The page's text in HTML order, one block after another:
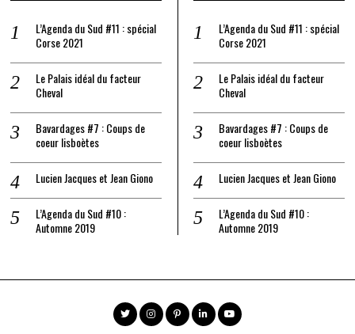
L’Agenda du Sud #11 : spécial
Corse 2021
Le Palais idéal du facteur
Cheval
Bavardages #7 : Coups de
coeur lisboètes
Lucien Jacques et Jean Giono
L’Agenda du Sud #10 :
Automne 2019
L’Agenda du Sud #11 : spécial
Corse 2021
Le Palais idéal du facteur
Cheval
Bavardages #7 : Coups de
coeur lisboètes
Lucien Jacques et Jean Giono
L’Agenda du Sud #10 :
Automne 2019